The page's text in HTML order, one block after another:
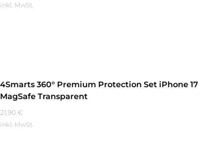
inkl. MwSt.
4Smarts 360° Premium Protection Set iPhone 17
MagSafe Transparent
21,90 €
inkl. MwSt.